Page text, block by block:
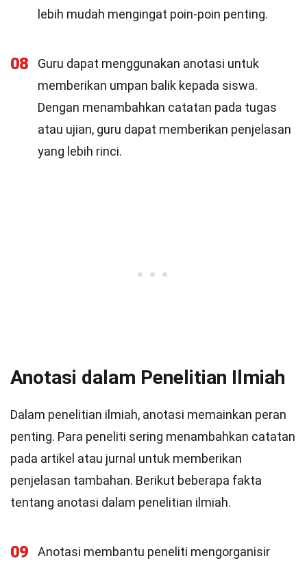
lebih mudah mengingat poin-poin penting.
08
Guru dapat menggunakan anotasi untuk
memberikan umpan balik kepada siswa.
Dengan menambahkan catatan pada tugas
atau ujian, guru dapat memberikan penjelasan
yang lebih rinci.
Anotasi dalam Penelitian Ilmiah
Dalam penelitian ilmiah, anotasi memainkan peran
penting. Para peneliti sering menambahkan catatan
pada artikel atau jurnal untuk memberikan
penjelasan tambahan. Berikut beberapa fakta
tentang anotasi dalam penelitian ilmiah.
09
Anotasi membantu peneliti mengorganisir